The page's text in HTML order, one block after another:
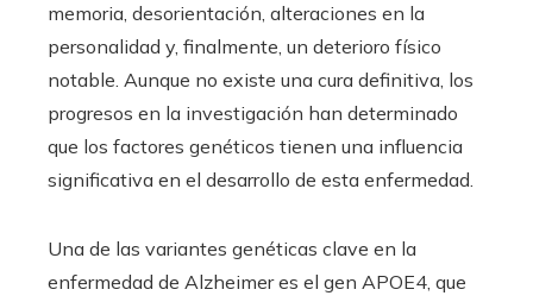
memoria, desorientación, alteraciones en la
personalidad y, finalmente, un deterioro físico
notable. Aunque no existe una cura definitiva, los
progresos en la investigación han determinado
que los factores genéticos tienen una influencia
significativa en el desarrollo de esta enfermedad.
Una de las variantes genéticas clave en la
enfermedad de Alzheimer es el gen APOE4, que